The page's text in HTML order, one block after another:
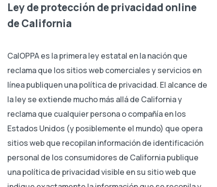
Ley de protección de privacidad online
de California
CalOPPA es la primera ley estatal en la nación que
reclama que los sitios web comerciales y servicios en
línea publiquen una política de privacidad. El alcance de
la ley se extiende mucho más allá de California y
reclama que cualquier persona o compañía en los
Estados Unidos (y posiblemente el mundo) que opera
sitios web que recopilan información de identificación
personal de los consumidores de California publique
una política de privacidad visible en su sitio web que